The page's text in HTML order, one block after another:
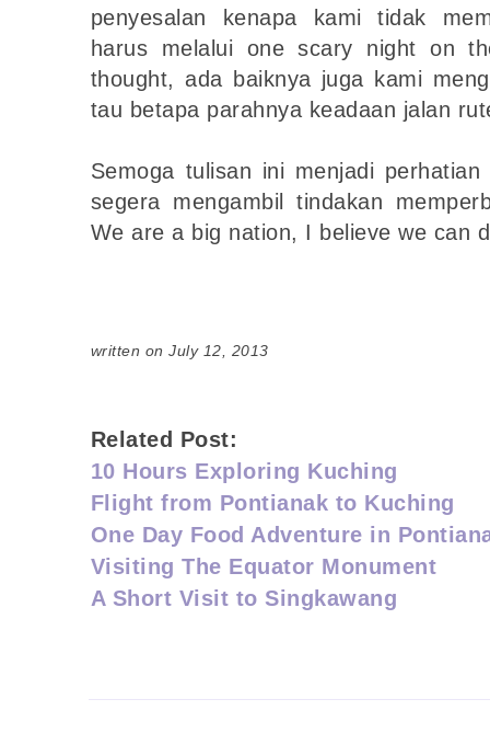
penyesalan kenapa kami tidak
harus melalui one scary night on
thought, ada baiknya juga kami
tau betapa parahnya keadaan jalan
Semoga tulisan ini menjadi
segera mengambil tindakan
We are a big nation, I believe we can
written on July 12, 2013
Related Post:
10 Hours Exploring Kuching
Flight from Pontianak to Kuching
One Day Food Adventure in
Visiting The Equator Monument
A Short Visit to Singkawang